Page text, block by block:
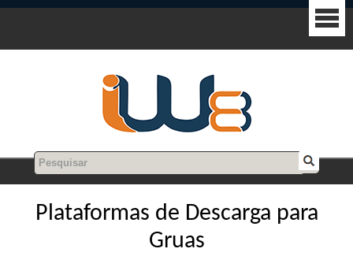
Plataformas de Descarga para
Gruas